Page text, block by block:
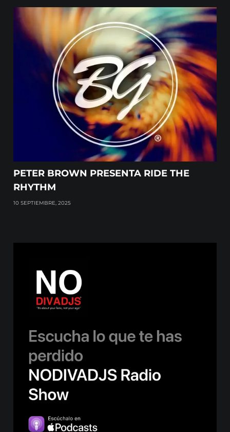
PETER BROWN PRESENTA RIDE THE
RHYTHM
10 SEPTIEMBRE, 2025